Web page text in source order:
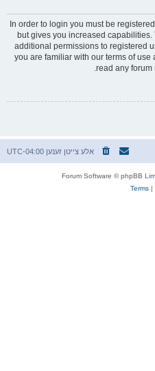
In order to login you must be
but gives you increased
additional permissions to registered
you are familiar with our terms of
read any forum
אלע צייטן זענען UTC-04:00
|
Terms